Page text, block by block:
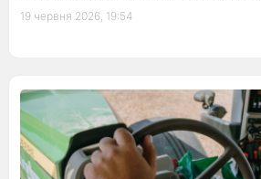
19 червня 2026, 19:54